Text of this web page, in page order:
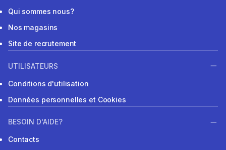
Qui sommes nous?
Nos magasins
Site de recrutement
UTILISATEURS
Conditions d'utilisation
Données personnelles et Cookies
BESOIN D'AIDE?
Contacts